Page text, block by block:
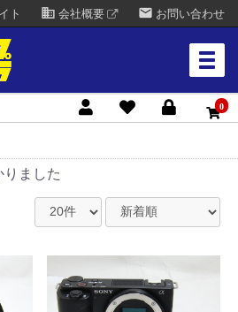
ト business 会社概要 mail お問い合わせ
0
ました